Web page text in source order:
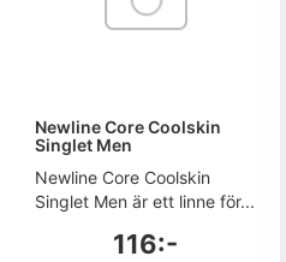
Newline Core Coolskin
Singlet Men
Newline Core Coolskin
Singlet Men är ett linne för...
116:-